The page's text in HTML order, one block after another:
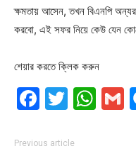
ক্ষমতায় আসেন, তখন বিএনপি
করবো, এই সফর নিয়ে কেউ যেন
শেয়ার করতে ক্লিক করুন
Previous article